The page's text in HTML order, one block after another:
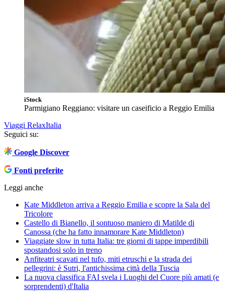
iStock
Parmigiano Reggiano: visitare un caseificio a Reggio Emilia
Viaggi RelaxItalia
Seguici su:
Google Discover
Fonti preferite
Leggi anche
Kate Middleton arriva a Reggio Emilia e scopre la Sala del
Tricolore
Castello di Bianello, il sontuoso maniero di Matilde di
Canossa (che ha fatto innamorare Kate Middleton)
Viaggiate slow in tutta Italia: tre giorni di tappe imperdibili
spostandosi solo in treno
Anfiteatri scavati nel tufo, miti etruschi e la strada dei
pellegrini: è Sutri, l'antichissima città della Tuscia
La nuova classifica FAI svela i Luoghi del Cuore più amati (e
sorprendenti) d'Italia